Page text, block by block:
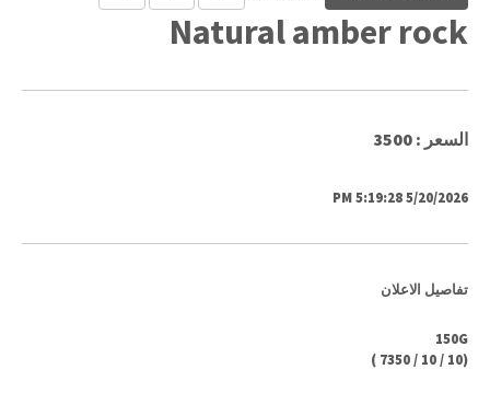
Natural amber rock
السعر : 3500
5/20/2026 5:19:28 PM
تفاصيل الاعلان
150G
(
10
/
10
/
7350
)